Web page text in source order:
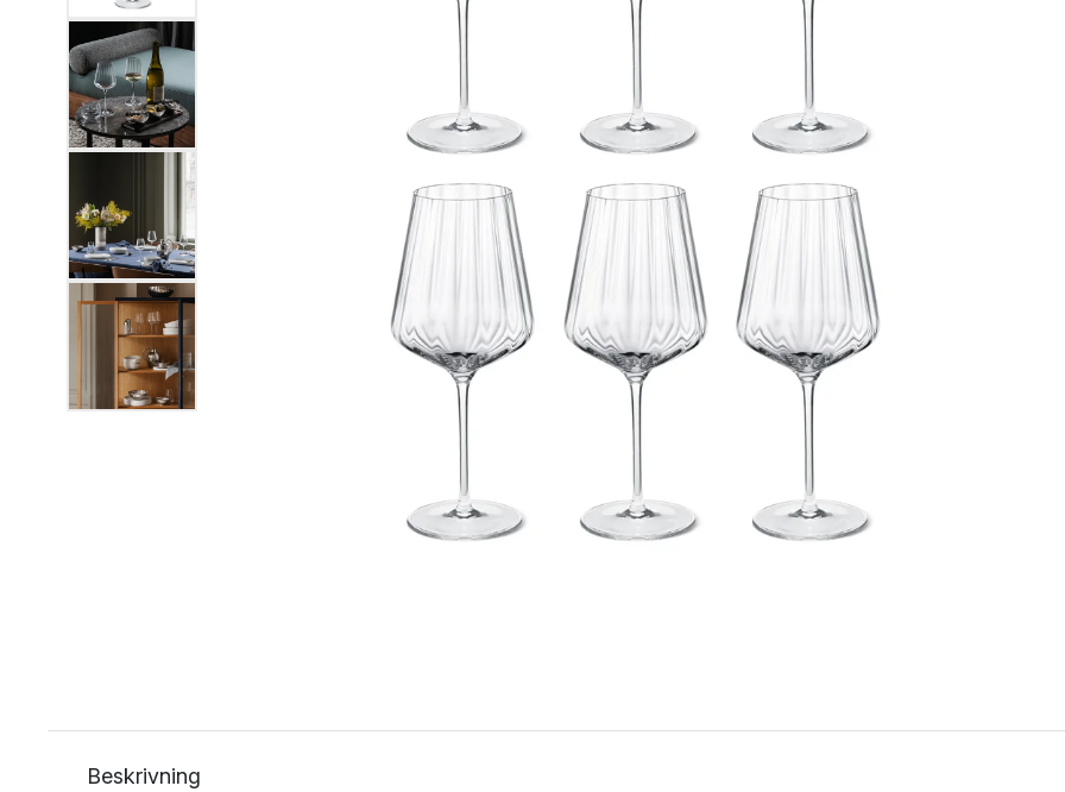
Beskrivning